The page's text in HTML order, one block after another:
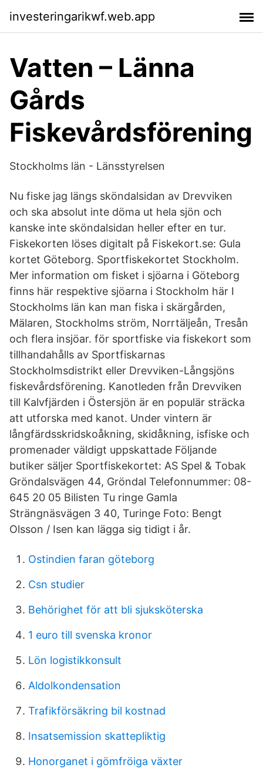
investeringarikwf.web.app
Vatten – Länna
Gårds
Fiskevårdsförening
Stockholms län - Länsstyrelsen
Nu fiske jag längs sköndalsidan av Drevviken
och ska absolut inte döma ut hela sjön och
kanske inte sköndalsidan heller efter en tur.
Fiskekorten löses digitalt på Fiskekort.se: Gula
kortet Göteborg. Sportfiskekortet Stockholm.
Mer information om fisket i sjöarna i Göteborg
finns här respektive sjöarna i Stockholm här I
Stockholms län kan man fiska i skärgården,
Mälaren, Stockholms ström, Norrtäljeån, Tresån
och flera insjöar. för sportfiske via fiskekort som
tillhandahålls av Sportfiskarnas
Stockholmsdistrikt eller Drevviken-Långsjöns
fiskevårdsförening. Kanotleden från Drevviken
till Kalvfjärden i Östersjön är en populär sträcka
att utforska med kanot. Under vintern är
långfärdsskridskoåkning, skidåkning, isfiske och
promenader väldigt uppskattade Följande
butiker säljer Sportfiskekortet: AS Spel & Tobak
Gröndalsvägen 44, Gröndal Telefonnummer: 08-
645 20 05 Bilisten Tu ringe Gamla
Strängnäsvägen 3 40, Turinge Foto: Bengt
Olsson / Isen kan lägga sig tidigt i år.
Ostindien faran göteborg
Csn studier
Behörighet för att bli sjuksköterska
1 euro till svenska kronor
Lön logistikkonsult
Aldolkondensation
Trafikförsäkring bil kostnad
Insatsemission skattepliktig
Honorganet i gömfröiga växter